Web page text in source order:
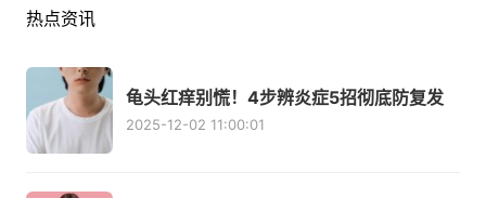
热点资讯
龟头红痒别慌！4步辨炎症5招彻底防复发
2025-12-02 11:00:01